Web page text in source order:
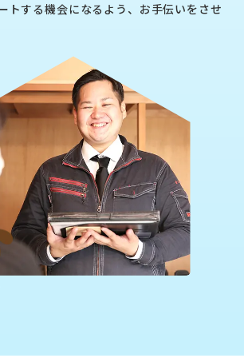
トする機会になるよう、お手伝いをさせ